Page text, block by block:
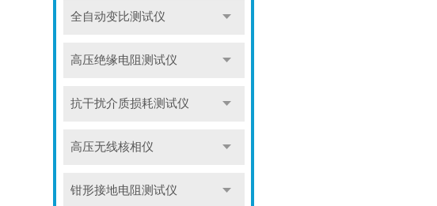
全自动变比测试仪
高压绝缘电阻测试仪
抗干扰介质损耗测试仪
高压无线核相仪
钳形接地电阻测试仪